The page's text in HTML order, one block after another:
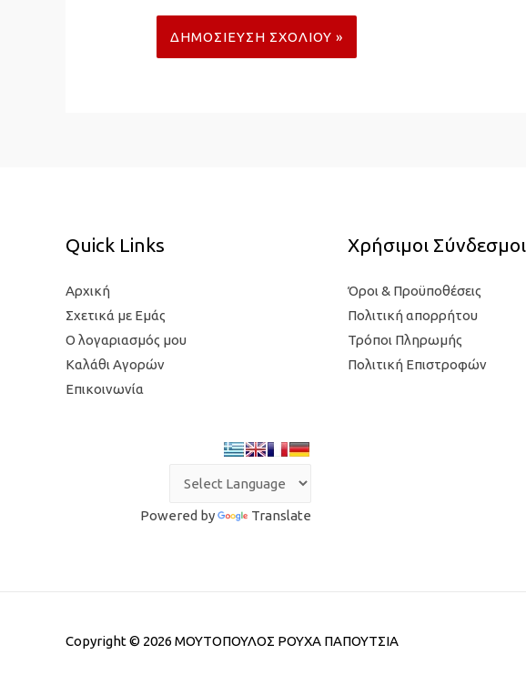
Quick Links
Αρχική
Σχετικά με Εμάς
Ο λογαριασμός μου
Καλάθι Αγορών
Επικοινωνία
Powered by Translate
Χρήσιμοι Σύνδεσμοι
Όροι & Προϋποθέσεις
Πολιτική απορρήτου
Τρόποι Πληρωμής
Πολιτική Επιστροφών
Copyright © 2026 ΜΟΥΤΟΠΟΥΛΟΣ ΡΟΥΧΑ ΠΑΠΟΥΤΣΙΑ